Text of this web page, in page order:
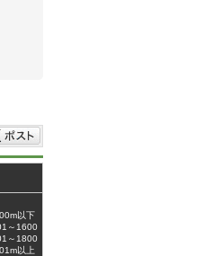
以下
～1600
～1800
以上